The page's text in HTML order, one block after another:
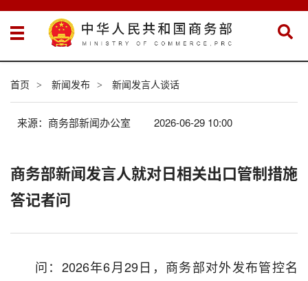
首页 > 新闻发布 > 新闻发言人谈话
来源：商务部新闻办公室 2026-06-29 10:00
商务部新闻发言人就对日相关出口管制措施
答记者问
问：2026年6月29日，商务部对外发布管控名